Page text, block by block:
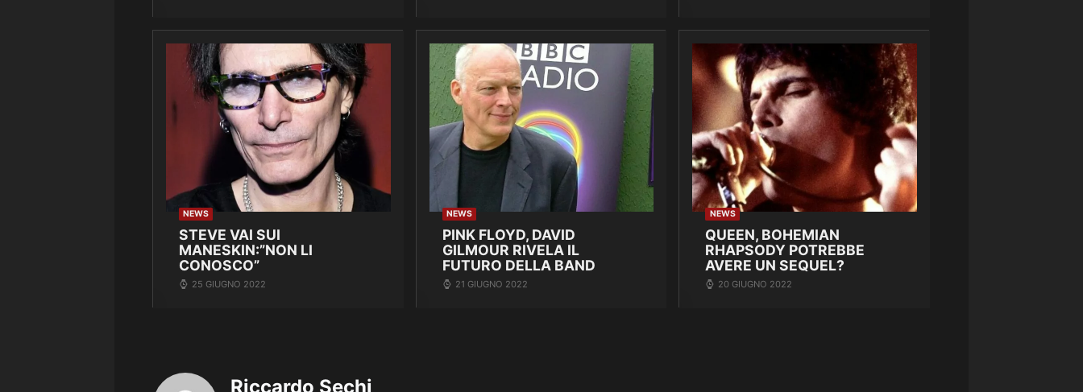
NEWS
STEVE VAI SUI
MANESKIN:”NON LI
CONOSCO”
25 GIUGNO 2022
NEWS
PINK FLOYD, DAVID
GILMOUR RIVELA IL
FUTURO DELLA BAND
21 GIUGNO 2022
NEWS
QUEEN, BOHEMIAN
RHAPSODY POTREBBE
AVERE UN SEQUEL?
20 GIUGNO 2022
Riccardo Sechi